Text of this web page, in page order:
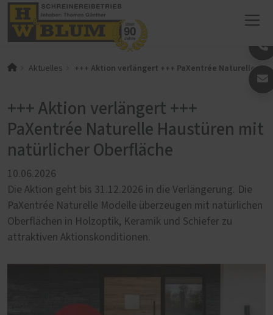
Aktuelles +++ Aktion verlängert +++ PaXentrée Naturelle
+++ Aktion verlängert +++
PaXentrée Naturelle Haustüren mit
natürlicher Oberfläche
10.06.2026
Die Aktion geht bis 31.12.2026 in die Verlängerung. Die
PaXentrée Naturelle Modelle überzeugen mit natürlichen
Oberflächen in Holzoptik, Keramik und Schiefer zu
attraktiven Aktionskonditionen.